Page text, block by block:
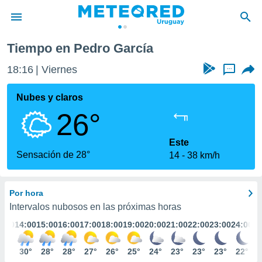
de
ha
calidad.
a este
las
y
digital
basada
Tiempo en Pedro García
18:16 Viernes ...
Nubes y claros
26°
Sensación de 28°
Este
14
38 km/h
Por hora
Intervalos nubosos en las próximas horas
14:00
30°
15:00
28°
16:00
28°
17:00
27°
18:00
26°
19:00
25°
20:00
24°
21:00
23°
22:00
23°
23:00
23°
24:00
22°